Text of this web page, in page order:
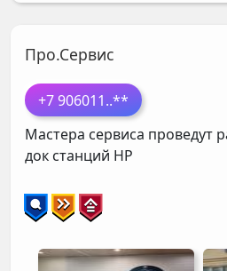
Про.Сервис
+7 906011..**
Мастера сервиса проведут
док станций HP